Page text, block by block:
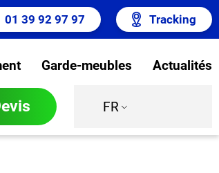
01 39 92 97 97 Tracking
Garde-meubles Actualités
FR